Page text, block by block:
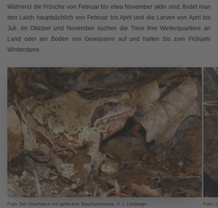
Während die Frösche von Februar bis etwa November aktiv sind, findet man
den Laich hauptsächlich von Februar bis April und die Larven von April bis
Juli. Im Oktober und November suchen die Tiere ihre Winterquartiere an
Land oder am Boden von Gewässern auf und halten bis zum Frühjahr
Winterstarre.
Foto: Der Grasfrosch mit gefleckter Bauchunterseite. © J. Limberger Foto: